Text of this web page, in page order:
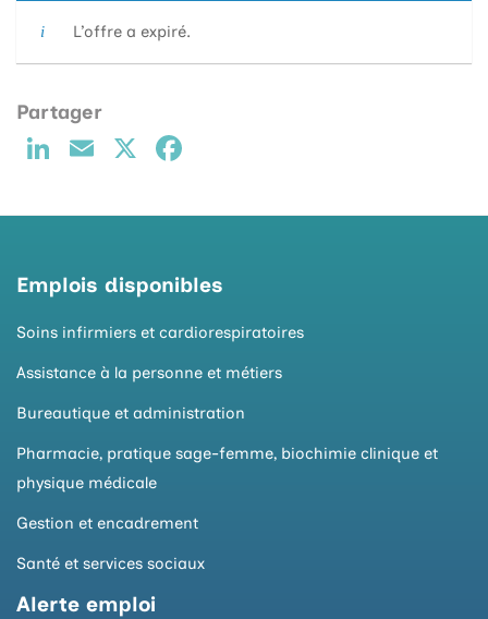
L’offre a expiré.
Li
k
d
I
n
E
ai
X
c
b
o
k
Emplois disponibles
Soins infirmiers et cardiorespiratoires
Assistance à la personne et métiers
Bureautique et administration
Pharmacie, pratique sage-femme, biochimie clinique et
physique médicale
Gestion et encadrement
Santé et services sociaux
Alerte emploi